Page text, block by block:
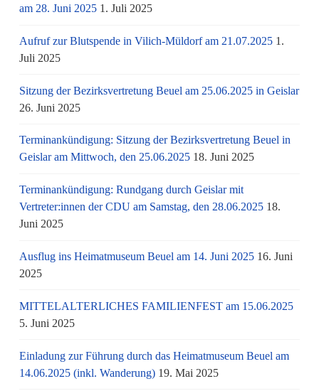
am 28. Juni 2025 1. Juli 2025
Aufruf zur Blutspende in Vilich-Müldorf am 21.07.2025 1.
Juli 2025
Sitzung der Bezirksvertretung Beuel am 25.06.2025 in Geislar
26. Juni 2025
Terminankündigung: Sitzung der Bezirksvertretung Beuel in
Geislar am Mittwoch, den 25.06.2025 18. Juni 2025
Terminankündigung: Rundgang durch Geislar mit
Vertreter:innen der CDU am Samstag, den 28.06.2025 18.
Juni 2025
Ausflug ins Heimatmuseum Beuel am 14. Juni 2025 16. Juni
2025
MITTELALTERLICHES FAMILIENFEST am 15.06.2025
5. Juni 2025
Einladung zur Führung durch das Heimatmuseum Beuel am
14.06.2025 (inkl. Wanderung) 19. Mai 2025